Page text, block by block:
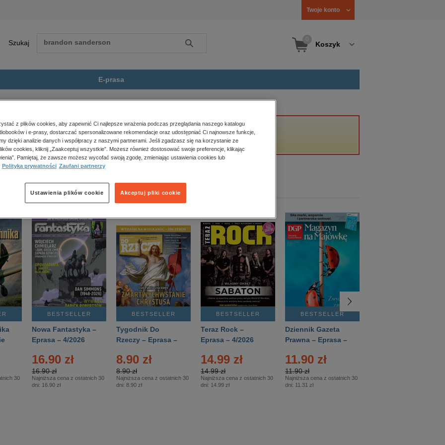
Twoje konto
Szukaj Szukaj Koszyk
E-prasa
polityka, społeczno-informacyjne
psychologiczne
inne
popularno-naukowe
historia
zdrowie
religie
się zaczyna” nie jest dostępny.
30
BESTSELLER
Nowa Fantastyka –
Eprasa – 4/2026
16.90 zł
16.90 zł
Najniższa cena z ostatnich 30
dni: 16.90 zł
BESTSELLER
Tygodnik Do
Rzeczy – Eprasa –
8.90 zł
8.90 zł
Najniższa cena z ostatnich 30
dni: 8.90 zł
BESTSELLER
Teraz Rock –
Eprasa – 4/2026
14.99 zł
14.99 zł
Najniższa cena z ostatnich 30
dni: 14.99 zł
BESTSELLER
Dziennik Gazeta
Prawna – Eprasa –
11.90 zł
11.90 zł
Najniższa cena z ostatnich 30
dni: 11.31 zł
z plików cookies, aby zapewnić Ci najlepsze wrażenia podczas przeglądania naszego katalogu
i e-prasy, dostarczać spersonalizowane rekomendacje oraz udostępniać Ci najnowsze funkcje,
dzięki analizie danych i współpracy z naszymi partnerami. Jeśli zgadzasz się na korzystanie ze
cookies, kliknij „Zaakceptuj wszystkie”. Możesz również dostosować swoje preferencje, klikając
Pamiętaj, że zawsze możesz wycofać swoją zgodę, zmieniając ustawienia cookies lub
Polityka prywatności Zaufani partnerzy
Akceptuj pliki cookie
Ustawienia plików cookie